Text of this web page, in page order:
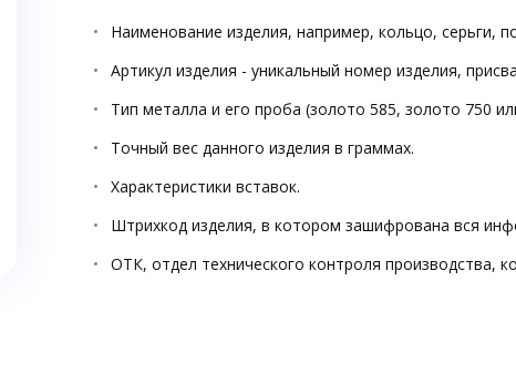
Наименование изделия, например, кольцо, серьги,
Артикул изделия - уникальный номер изделия,
Тип металла и его проба (золото 585, золото 750
Точный вес данного изделия в граммах.
Характеристики вставок.
Штрихкод изделия, в котором зашифрована вся
ОТК, отдел технического контроля производства,